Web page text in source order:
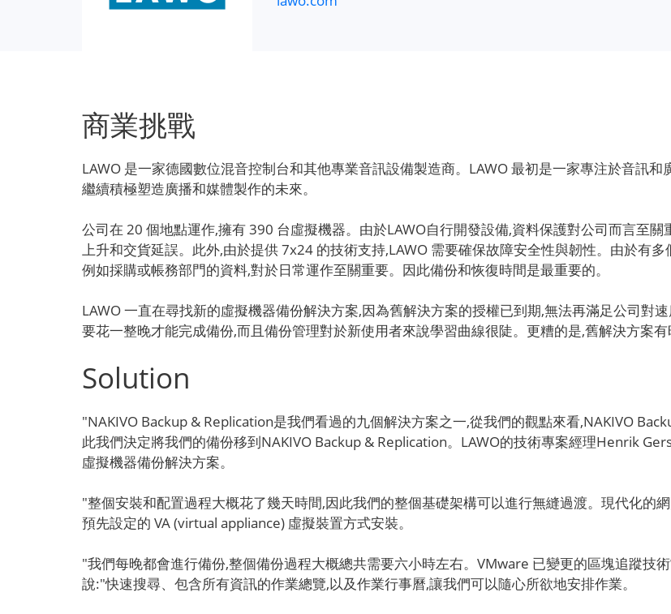
商業挑戰
LAWO 是一家德國數位混音控制台和其他專業音訊設備製造商。LAWO 最初是一家專注於音訊
繼續積極塑造廣播和媒體製作的未來。
公司在 20 個地點運作,擁有 390 台虛擬機器。由於LAWO自行開發設備,資料保護對公司而言至
上升和交貨延誤。此外,由於提供 7x24 的技術支持,LAWO 需要確保故障安全性與韌性。由於有
例如採購或帳務部門的資料,對於日常運作至關重要。因此備份和恢復時間是最重要的。
LAWO 一直在尋找新的虛擬機器備份解決方案,因為舊解決方案的授權已到期,無法再滿足公司對
要花一整晚才能完成備份,而且備份管理對於新使用者來說學習曲線很陡。更糟的是,舊解決方案有
Solution
"NAKIVO Backup & Replication是我們看過的九個解決方案之一,從我們的觀點來看,NAKIVO
此我們決定將我們的備份移到NAKIVO Backup & Replication。LAWO的技術專案經理Henrik
虛擬機器備份解決方案。
"整個安裝和配置過程大概花了幾天時間,因此我們的整個基礎架構可以進行無縫過渡。現代化的
預先設定的 VA (virtual appliance) 虛擬裝置方式安裝。
"我們每晚都會進行備份,整個備份過程大概總共需要六小時左右。VMware 已變更的區塊追蹤技
說:"快速搜尋、包含所有資訊的作業總覽,以及作業行事曆,讓我們可以隨心所欲地安排作業。